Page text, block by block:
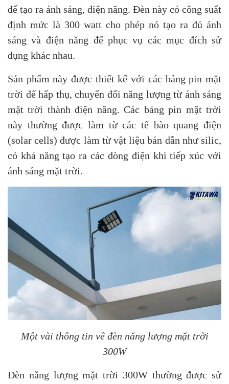
để tạo ra ánh sáng, điện năng. Đèn này có công suất
định mức là 300 watt cho phép nó tạo ra đủ ánh
sáng và điện năng để phục vụ các mục đích sử
dụng khác nhau.
Sản phẩm này được thiết kế với các bảng pin mặt
trời để hấp thụ, chuyển đổi năng lượng từ ánh sáng
mặt trời thành điện năng. Các bảng pin mặt trời
này thường được làm từ các tế bào quang điện
(solar cells) được làm từ vật liệu bán dẫn như silic,
có khả năng tạo ra các dòng điện khi tiếp xúc với
ánh sáng mặt trời.
Một vài thông tin về đèn năng lượng mặt trời
300W
Đèn năng lượng mặt trời 300W thường được sử